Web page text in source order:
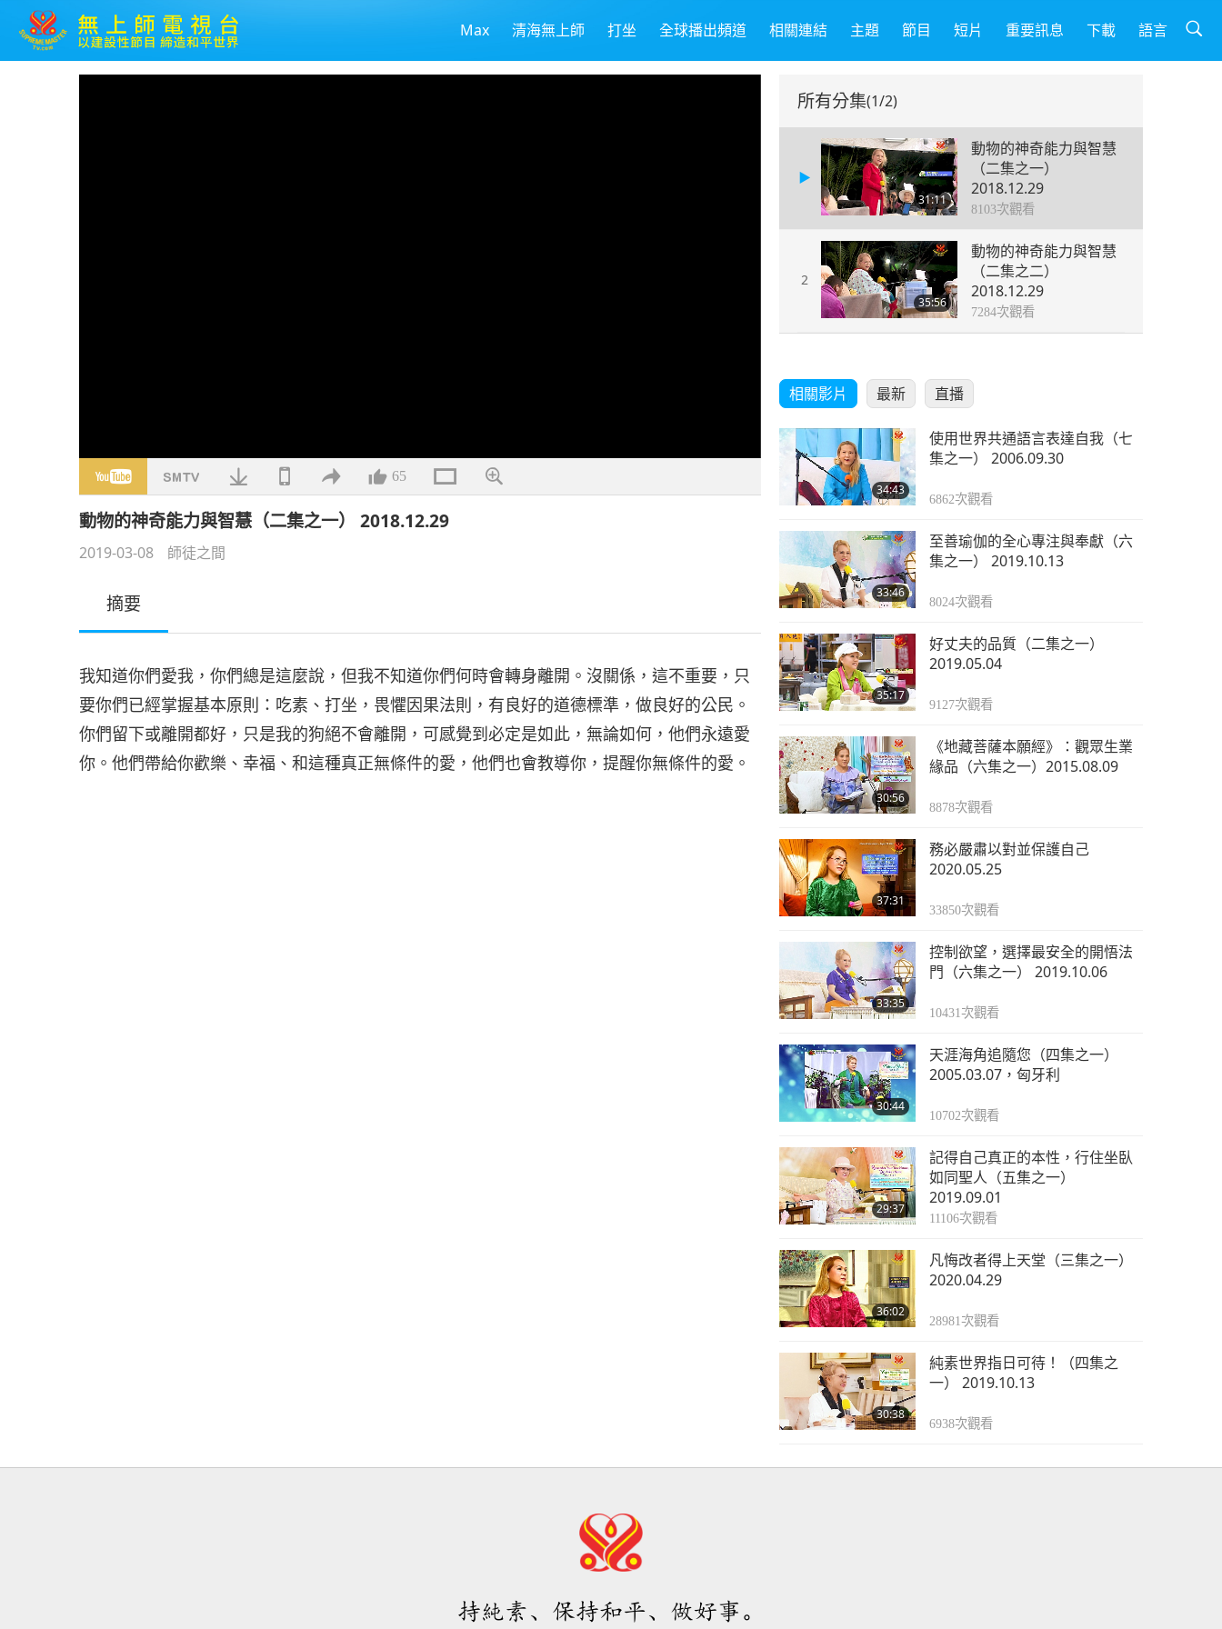
Max 清海無上師 打坐 全球播出頻道 相關連結 主題 節目 短片 重要訊息 下載 語言
65
動物的神奇能力與智慧（二集之一） 2018.12.29
2019-03-08 師徒之間
摘要
我知道你們愛我，你們總是這麼說，但我不知道你們何時會轉身離開。沒關係，這不重要，只
要你們已經掌握基本原則：吃素、打坐，畏懼因果法則，有良好的道德標準，做良好的公民。
你們留下或離開都好，只是我的狗絕不會離開，可感覺到必定是如此，無論如何，他們永遠愛
你。他們帶給你歡樂、幸福、和這種真正無條件的愛，他們也會教導你，提醒你無條件的愛。
所有分集(1/2)
31:11
動物的神奇能力與智慧
（二集之一）
2018.12.29
8103次觀看
2
35:56
動物的神奇能力與智慧
（二集之二）
2018.12.29
7284次觀看
相關影片 最新 直播
34:43
使用世界共通語言表達自我（七
集之一） 2006.09.30
6862次觀看
33:46
至善瑜伽的全心專注與奉獻（六
集之一） 2019.10.13
8024次觀看
35:17
好丈夫的品質（二集之一）
2019.05.04
9127次觀看
30:56
《地藏菩薩本願經》：觀眾生業
緣品（六集之一）2015.08.09
8878次觀看
37:31
務必嚴肅以對並保護自己
2020.05.25
33850次觀看
33:35
控制欲望，選擇最安全的開悟法
門（六集之一） 2019.10.06
10431次觀看
30:44
天涯海角追隨您（四集之一）
2005.03.07，匈牙利
10702次觀看
29:37
記得自己真正的本性，行住坐臥
如同聖人（五集之一）
2019.09.01
11106次觀看
36:02
凡悔改者得上天堂（三集之一）
2020.04.29
28981次觀看
30:38
純素世界指日可待！（四集之
一） 2019.10.13
6938次觀看
持純素、保持和平、做好事。